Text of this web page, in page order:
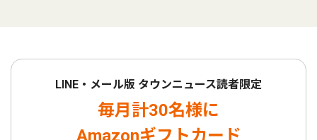
LINE・メール版 タウンニュース読者限定
毎月計30名様に
Amazonギフトカード